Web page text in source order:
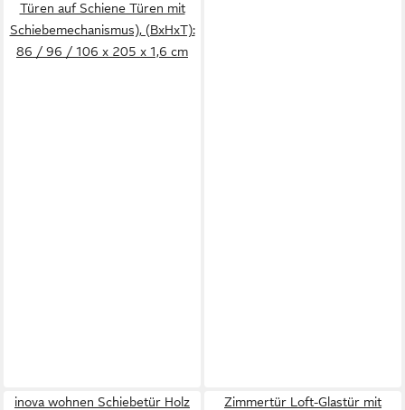
Türen auf Schiene Türen mit
Schiebemechanismus), (BxHxT):
86 / 96 / 106 x 205 x 1,6 cm
inova wohnen Schiebetür Holz
Zimmertür Loft-Glastür mit